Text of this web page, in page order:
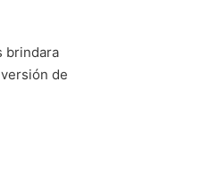
brindara
de